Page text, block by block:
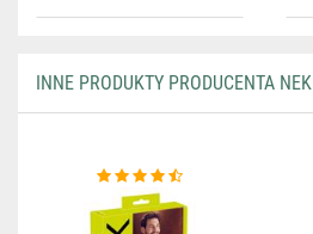
INNE PRODUKTY PRODUCENTA NEK